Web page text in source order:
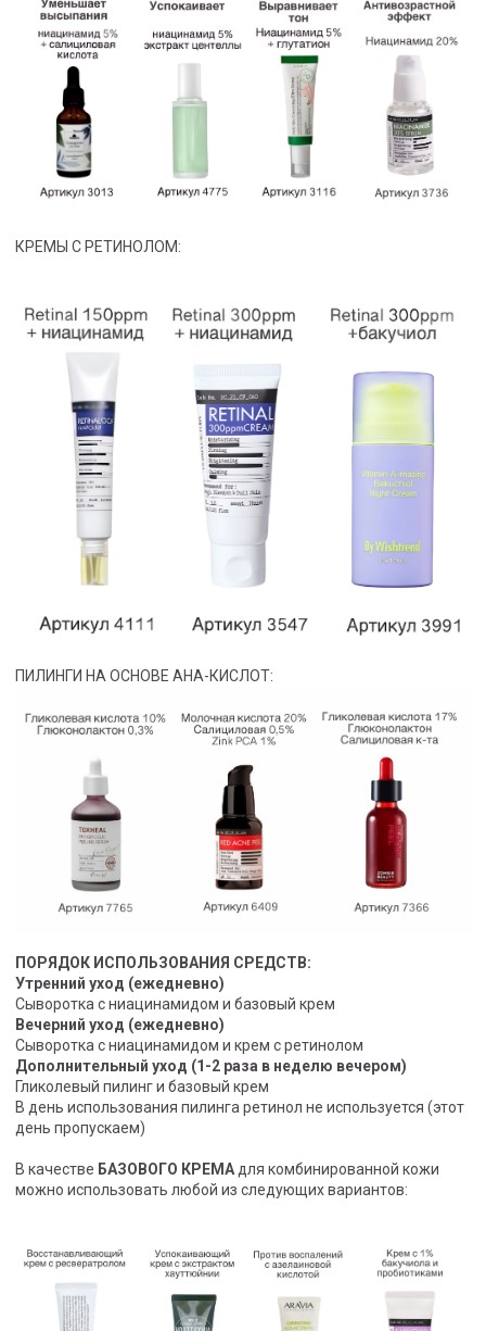
КРЕМЫ С РЕТИНОЛОМ:
ПИЛИНГИ НА ОСНОВЕ АНА-КИСЛОТ:
ПОРЯДОК ИСПОЛЬЗОВАНИЯ СРЕДСТВ:
Утренний уход (ежедневно)
Сыворотка с ниацинамидом и базовый крем
Вечерний уход (ежедневно)
Сыворотка с ниацинамидом и крем с ретинолом
Дополнительный уход (1-2 раза в неделю вечером)
Гликолевый пилинг и базовый крем
В день использования пилинга ретинол не используется (этот
день пропускаем)
В качестве БАЗОВОГО КРЕМА для комбинированной кожи
можно использовать любой из следующих вариантов: